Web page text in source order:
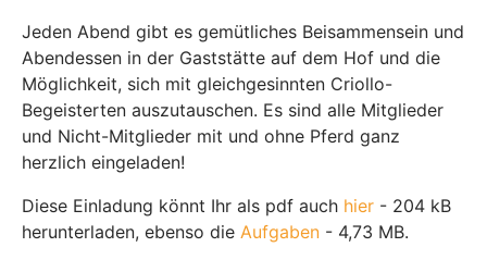
Jeden Abend gibt es gemütliches Beisammensein und
Abendessen in der Gaststätte auf dem Hof und die
Möglichkeit, sich mit gleichgesinnten Criollo-
Begeisterten auszutauschen. Es sind alle Mitglieder
und Nicht-Mitglieder mit und ohne Pferd ganz
herzlich eingeladen!
Diese Einladung könnt Ihr als pdf auch hier - 204 kB
herunterladen, ebenso die Aufgaben - 4,73 MB.